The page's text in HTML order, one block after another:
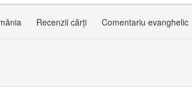
Recenzii cărți Comentariu evanghelic